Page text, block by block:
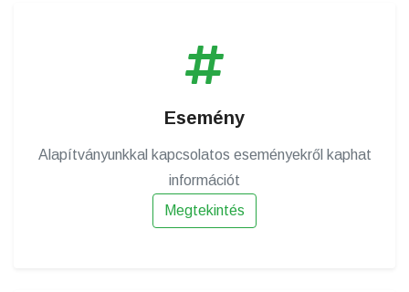
Esemény
Alapítványunkkal kapcsolatos eseményekről kaphat
információt
Megtekintés